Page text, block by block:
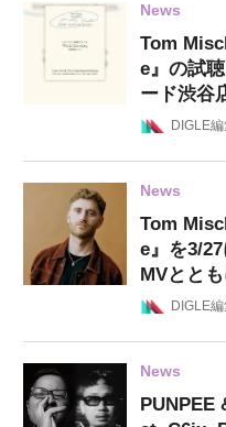
News
Tom
e』の試
ード渋谷
DIGLE
News
Tom
e』を3/
MVとと
DIGLE
News
PUNPEE